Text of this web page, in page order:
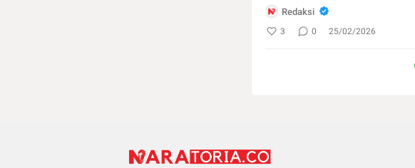
Redaksi
3 0 25/02/2026